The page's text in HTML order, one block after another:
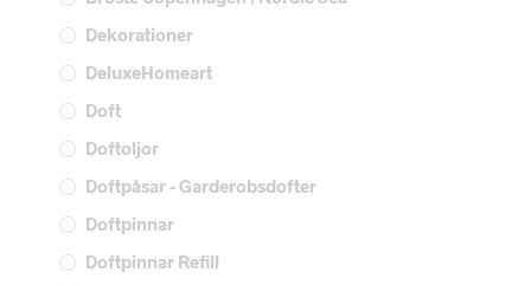
Dekorationer
DeluxeHomeart
Doft
Doftoljor
Doftpåsar - Garderobsdofter
Doftpinnar
Doftpinnar Refill